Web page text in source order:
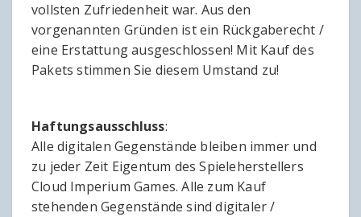
vollsten Zufriedenheit war. Aus den
vorgenannten Gründen ist ein Rückgaberecht /
eine Erstattung ausgeschlossen! Mit Kauf des
Pakets stimmen Sie diesem Umstand zu!
Haftungsausschluss:
Alle digitalen Gegenstände bleiben immer und
zu jeder Zeit Eigentum des Spieleherstellers
Cloud Imperium Games. Alle zum Kauf
stehenden Gegenstände sind digitaler /